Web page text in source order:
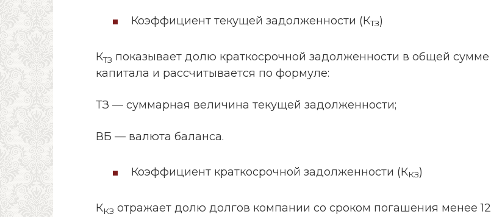
Коэффициент текущей задолженности (КТЗ)
КТЗ показывает долю краткосрочной задолженности в общей сумме
капитала и рассчитывается по формуле:
ТЗ — суммарная величина текущей задолженности;
ВБ — валюта баланса.
Коэффициент краткосрочной задолженности (ККЗ)
ККЗ отражает долю долгов компании со сроком погашения менее 12